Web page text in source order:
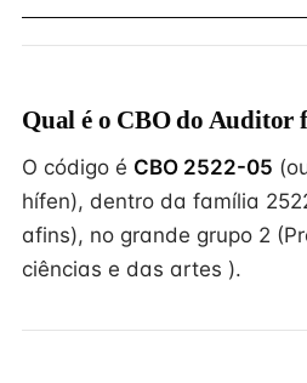
Qual é o CBO do Auditor
O código é CBO 2522-05
hífen), dentro da família
afins), no grande grupo 2
ciências e das artes ).